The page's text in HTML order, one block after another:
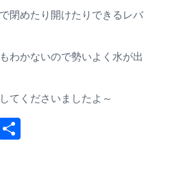
閉めたり開けたりできるレバ
わかないので勢いよく水が出
てくださいましたよ～
共